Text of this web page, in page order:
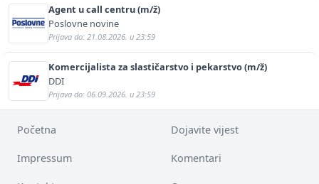
Agent u call centru (m/ž)
Poslovne novine
Prijava do: 21.08.2026. u 23:59
Komercijalista za slastičarstvo i pekarstvo (m/ž)
DDI
Prijava do: 06.09.2026. u 23:59
Početna Dojavite vijest
Impressum Komentari